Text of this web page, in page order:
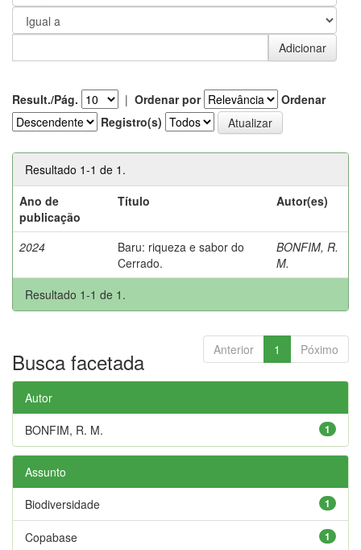
Result./Pág. | Ordenar por
Ordenar
Registro(s)
Resultado 1-1 de 1.
Ano de
publicação
Título Autor(es)
2024
Baru: riqueza e sabor do
Cerrado.
BONFIM, R.
M.
Resultado 1-1 de 1.
Anterior 1 Póximo
Busca facetada
Autor
1
BONFIM, R. M.
Assunto
1
Biodiversidade
1
Copabase